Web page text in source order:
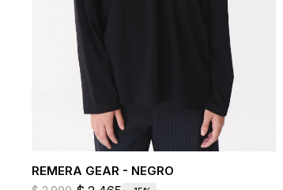
REMERA GEAR - NEGRO